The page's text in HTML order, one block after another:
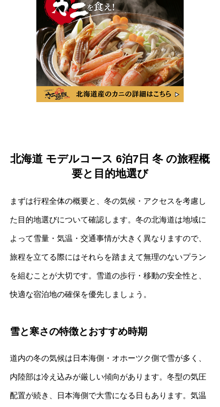
北海道 モデルコース 6泊7日 冬 の旅程概
要と目的地選び
まずは行程全体の概要と、冬の気候・アクセスを考慮し
た目的地選びについて確認します。冬の北海道は地域に
よって雪量・気温・交通事情が大きく異なりますので、
旅程を立てる際にはそれらを踏まえて無理のないプラン
を組むことが大切です。雪道の歩行・移動の安全性と、
快適な宿泊地の確保を優先しましょう。
雪と寒さの特徴とおすすめ時期
道内の冬の気候は日本海側・オホーツク側で雪が多く、
内陸部は冷え込みが厳しい傾向があります。冬型の気圧
配置が続き、日本海側で大雪になる日もあります。気温